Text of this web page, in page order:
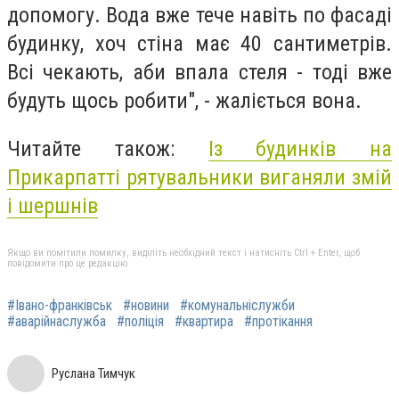
допомогу. Вода вже тече навіть по фасаді
будинку, хоч стіна має 40 сантиметрів.
Всі чекають, аби впала стеля - тоді вже
будуть щось робити", - жаліється вона.
Читайте також: Із будинків на
Прикарпатті рятувальники виганяли змій
і шершнів
Якщо ви помітили помилку, виділіть необхідний текст і натисніть Ctrl + Enter, щоб
повідомити про це редакцію
#Івано-франківськ #новини
#комунальніслужби
#аварійнаслужба
#поліція #квартира #протікання
Руслана Тимчук